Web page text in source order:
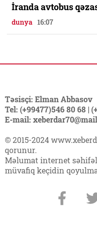
İranda avtobus
dunya 16:07
Təsisçi: Elman Abbasov
Tel: (+99477)546 80 68 |
E-mail:
© 2015-2024
qorunur.
Məlumat internet
müvafiq keçidin